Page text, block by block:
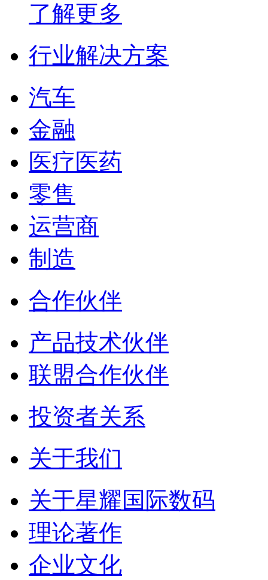
了解更多
行业解决方案
汽车
金融
医疗医药
零售
运营商
制造
合作伙伴
产品技术伙伴
联盟合作伙伴
投资者关系
关于我们
关于星耀国际数码
理论著作
企业文化